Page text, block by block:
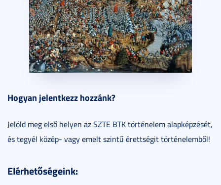
Hogyan jelentkezz hozzánk?
Jelöld meg első helyen az SZTE BTK történelem alapképzését,
és tegyél közép- vagy emelt szintű érettségit történelemből!
Elérhetőségeink: